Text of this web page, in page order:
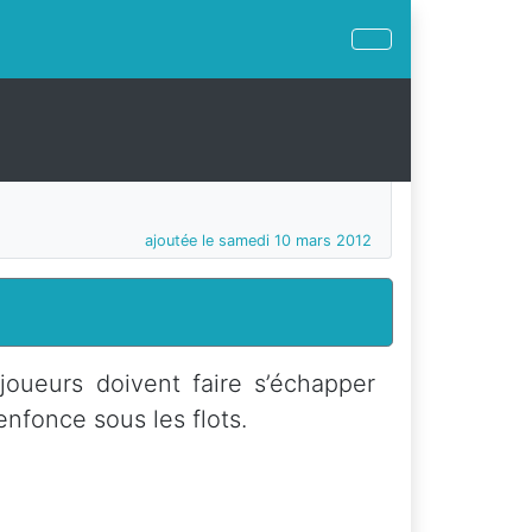
ajoutée le samedi 10 mars 2012
doivent faire s’échapper
sous les flots.